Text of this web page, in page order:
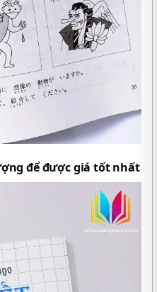
để được giá tốt nhất